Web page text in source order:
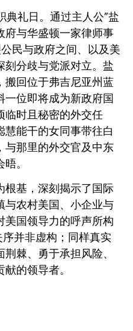
典礼日。通过主人公”盐
府与华盛顿一家律师事
民与政府之间、以及美
刻分歧与党派对立。盐
搬回位于弗吉尼亚州蓝
位即将成为新政府国
临时且秘密的外交任
能干的女同事带往白
与那里的外交官及中东
。
根基，深刻揭示了国际
与农村美国、小企业与
国领导力的呼声所构
并非虚构；同样真实
棘、勇于承担风险、
的领导者。